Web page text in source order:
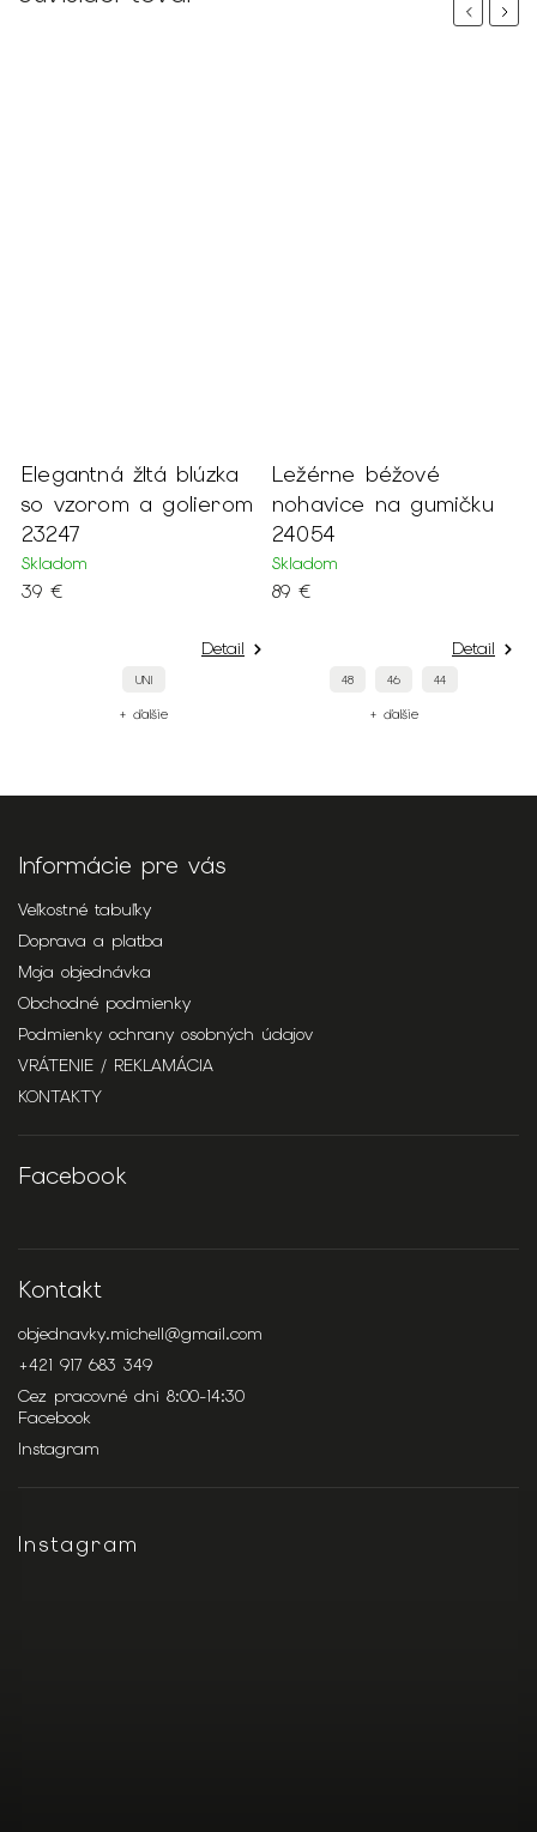
Previous
Elegantná žltá blúzka
so vzorom a golierom
23247
Skladom
39 €
Detail
UNI
+ ďalšie
Ležérne béžové
nohavice na gumičku
24054
Skladom
89 €
Detail
48 46 44
+ ďalšie
Next
Informácie pre vás
Veľkostné tabuľky
Doprava a platba
Moja objednávka
Obchodné podmienky
Podmienky ochrany osobných údajov
VRÁTENIE / REKLAMÁCIA
KONTAKTY
Facebook
Kontakt
objednavky.michell@gmail.com
+421 917 683 349
Cez pracovné dni 8:00-14:30
Facebook
Instagram
Instagram